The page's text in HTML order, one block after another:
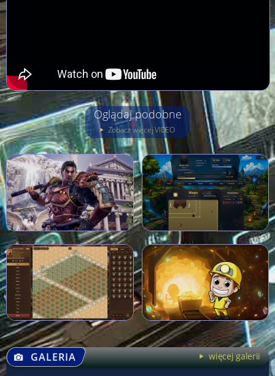
Oglądaj podobne
Zobacz więcej VIDEO
GALERIA więcej galerii